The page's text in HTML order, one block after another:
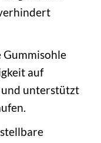
auf
unterstützt